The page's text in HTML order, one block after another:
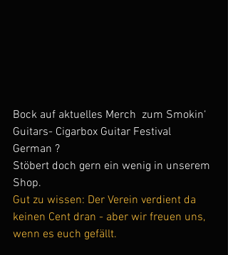
Bock auf aktuelles Merch  zum Smokin‘
Guitars- Cigarbox Guitar Festival
German ?
Stöbert doch gern ein wenig in unserem
Shop.
Gut zu wissen: Der Verein verdient da
keinen Cent dran - aber wir freuen uns,
wenn es euch gefällt.